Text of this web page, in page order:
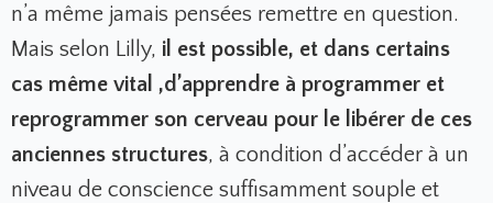
n’a même jamais pensées remettre en question.
Mais selon Lilly, il est possible, et dans certains
cas même vital ,d’apprendre à programmer et
reprogrammer son cerveau pour le libérer de ces
anciennes structures, à condition d’accéder à un
niveau de conscience suffisamment souple et